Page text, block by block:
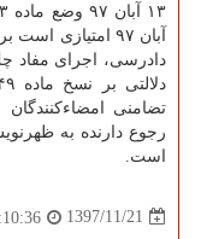
۱۳ آبان ۹۷ وضع ماده ۲۳
آبان ۹۷
دادرسی، اجرای مفاد
دلالتی بر نسخ ماده ۲۴۹
تضامنی امضاءكنندگان
رجوع دارنده به
است.
1397/11/21